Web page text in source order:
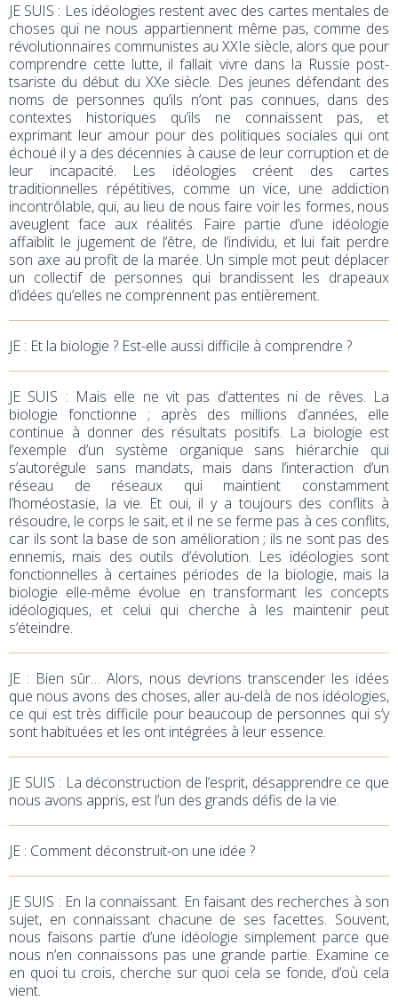
JE SUIS : Les idéologies restent avec des cartes mentales de
choses qui ne nous appartiennent même pas, comme des
révolutionnaires communistes au XXIe siècle, alors que pour
comprendre cette lutte, il fallait vivre dans la Russie post-
tsariste du début du XXe siècle. Des jeunes défendant des
noms de personnes qu’ils n’ont pas connues, dans des
contextes historiques qu’ils ne connaissent pas, et
exprimant leur amour pour des politiques sociales qui ont
échoué il y a des décennies à cause de leur corruption et de
leur incapacité. Les idéologies créent des cartes
traditionnelles répétitives, comme un vice, une addiction
incontrôlable, qui, au lieu de nous faire voir les formes, nous
aveuglent face aux réalités. Faire partie d’une idéologie
affaiblit le jugement de l’être, de l’individu, et lui fait perdre
son axe au profit de la marée. Un simple mot peut déplacer
un collectif de personnes qui brandissent les drapeaux
d’idées qu’elles ne comprennent pas entièrement.
JE : Et la biologie ? Est-elle aussi difficile à comprendre ?
JE SUIS : Mais elle ne vit pas d’attentes ni de rêves. La
biologie fonctionne ; après des millions d’années, elle
continue à donner des résultats positifs. La biologie est
l’exemple d’un système organique sans hiérarchie qui
s’autorégule sans mandats, mais dans l’interaction d’un
réseau de réseaux qui maintient constamment
l’homéostasie, la vie. Et oui, il y a toujours des conflits à
résoudre, le corps le sait, et il ne se ferme pas à ces conflits,
car ils sont la base de son amélioration ; ils ne sont pas des
ennemis, mais des outils d’évolution. Les idéologies sont
fonctionnelles à certaines périodes de la biologie, mais la
biologie elle-même évolue en transformant les concepts
idéologiques, et celui qui cherche à les maintenir peut
s’éteindre.
JE : Bien sûr… Alors, nous devrions transcender les idées
que nous avons des choses, aller au-delà de nos idéologies,
ce qui est très difficile pour beaucoup de personnes qui s’y
sont habituées et les ont intégrées à leur essence.
JE SUIS : La déconstruction de l’esprit, désapprendre ce que
nous avons appris, est l’un des grands défis de la vie.
JE : Comment déconstruit-on une idée ?
JE SUIS : En la connaissant. En faisant des recherches à son
sujet, en connaissant chacune de ses facettes. Souvent,
nous faisons partie d’une idéologie simplement parce que
nous n’en connaissons pas une grande partie. Examine ce
en quoi tu crois, cherche sur quoi cela se fonde, d’où cela
vient.